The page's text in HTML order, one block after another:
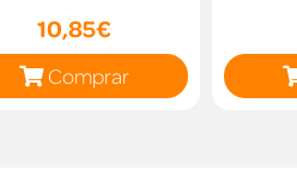
10,85€
Comprar